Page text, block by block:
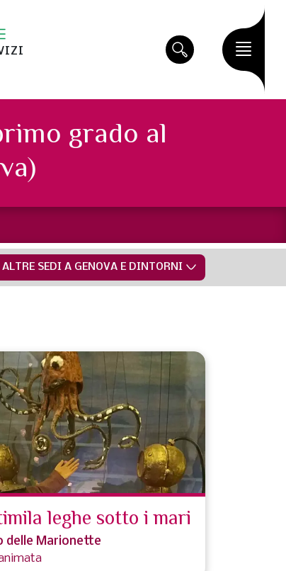
grado al
SEDI A GENOVA E DINTORNI
leghe sotto i mari
delle Marionette